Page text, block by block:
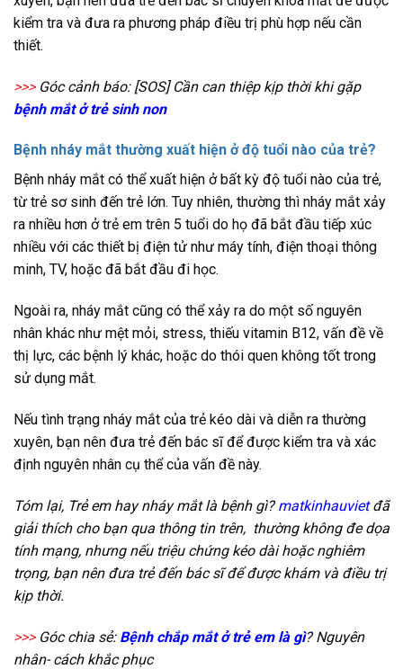
kiểm tra và đưa ra phương pháp điều trị phù hợp nếu cần
thiết.
>>>Góc cảnh báo: [SOS] Cần can thiệp kịp thời khi gặp
bệnh mắt ở trẻ sinh non
Bệnh nháy mắt thường xuất hiện ở độ tuổi nào của trẻ?
Bệnh nháy mắt có thể xuất hiện ở bất kỳ độ tuổi nào của trẻ,
từ trẻ sơ sinh đến trẻ lớn. Tuy nhiên, thường thì nháy mắt xảy
ra nhiều hơn ở trẻ em trên 5 tuổi do họ đã bắt đầu tiếp xúc
nhiều với các thiết bị điện tử như máy tính, điện thoại thông
minh, TV, hoặc đã bắt đầu đi học.
Ngoài ra, nháy mắt cũng có thể xảy ra do một số nguyên
nhân khác như mệt mỏi, stress, thiếu vitamin B12, vấn đề về
thị lực, các bệnh lý khác, hoặc do thói quen không tốt trong
sử dụng mắt.
Nếu tình trạng nháy mắt của trẻ kéo dài và diễn ra thường
xuyên, bạn nên đưa trẻ đến bác sĩ để được kiểm tra và xác
định nguyên nhân cụ thể của vấn đề này.
Tóm lại, Trẻ em hay nháy mắt là bệnh gì?matkinhauvietđã
giải thích cho bạn qua thông tin trên, thường không đe dọa
tính mạng, nhưng nếu triệu chứng kéo dài hoặc nghiêm
trọng, bạn nên đưa trẻ đến bác sĩ để được khám và điều trị
kịp thời.
>>>Góc chia sẻ: Bệnh chắp mắt ở trẻ em là gì? Nguyên
nhân- cách khắc phục